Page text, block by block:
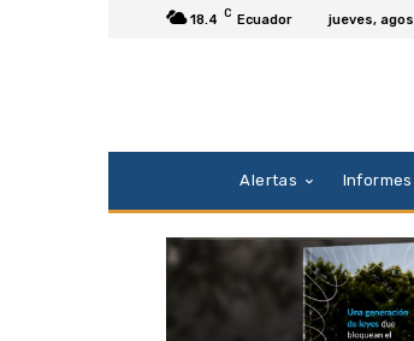
18.4 C Ecuador jueves,
Alertas Informes